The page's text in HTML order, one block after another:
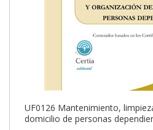
UF0126 Mantenimiento,
domicilio de personas